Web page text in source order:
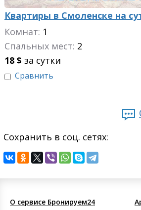
Квартиры в Смоленске на
Комнат: 1
Спальных мест: 2
18 $ за сутки
Сравнить
Сохранить в соц. сетях:
О сервисе Бронируем24